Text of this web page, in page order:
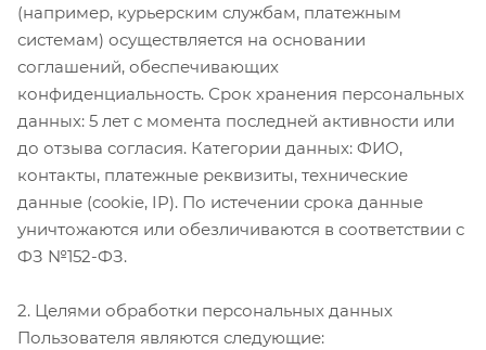
(например, курьерским службам, платежным
системам) осуществляется на основании
соглашений, обеспечивающих
конфиденциальность. Срок хранения персональных
данных: 5 лет с момента последней активности или
до отзыва согласия. Категории данных: ФИО,
контакты, платежные реквизиты, технические
данные (cookie, IP). По истечении срока данные
уничтожаются или обезличиваются в соответствии с
ФЗ №152-ФЗ.
2. Целями обработки персональных данных
Пользователя являются следующие: